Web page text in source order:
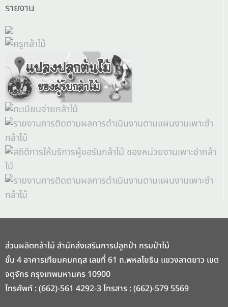
รายงาน
ส่วนผลิตกล้าไม้ สำนักส่งเสริมการปลูกป่า กรมป่าไม้
ชั้น 4 อาคารเทียมคมกฤส เลขที่ 61 ถ.พหลโยธิน แขวงลาดยาว เขต
จตุจักร กรุงเทพมหานคร 10900
โทรศัพท์ : (662)-561 4292-3 โทรสาร : (662)-579 5569